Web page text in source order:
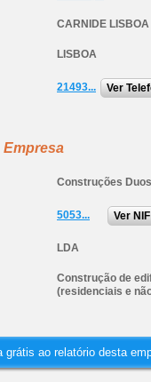
CARNIDE LISBOA
LISBOA
21493... Ver
Construções
5053... Ver NIF
LDA
Construção de
(residenciais e
grátis ao relatório desta